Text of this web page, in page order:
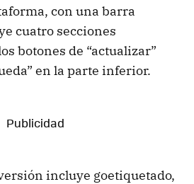
con una barra
cuatro secciones
botones de “actualizar”
en la parte inferior.
incluye goetiquetado,